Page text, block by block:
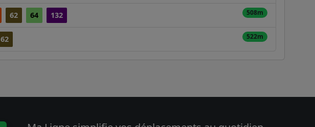
62 64 132 508m
62 522m